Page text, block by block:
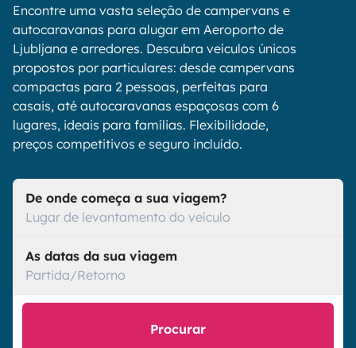
Encontre uma vasta seleção de campervans e
autocaravanas para alugar em Aeroporto de
Ljubljana e arredores. Descubra veículos únicos
propostos por particulares: desde campervans
compactas para 2 pessoas, perfeitas para
casais, até autocaravanas espaçosas com 6
lugares, ideais para famílias. Flexibilidade,
preços competitivos e seguro incluído.
De onde começa a sua viagem?
Lugar de levantamento do veículo
As datas da sua viagem
Partida/Retorno
Procurar